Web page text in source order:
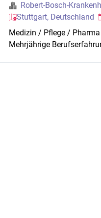
Robert-Bosch-
Stuttgart, Deutschland
Medizin / Pflege / Pharma
Mehrjährige